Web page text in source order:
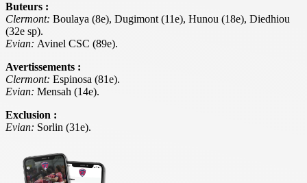
Buteurs :
Clermont: Boulaya (8e), Dugimont (11e), Hunou (18e), Diedhiou
(32e sp).
Evian: Avinel CSC (89e).
Avertissements :
Clermont: Espinosa (81e).
Evian: Mensah (14e).
Exclusion :
Evian: Sorlin (31e).